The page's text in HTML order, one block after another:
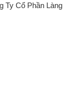
Ty Cổ Phần Làng